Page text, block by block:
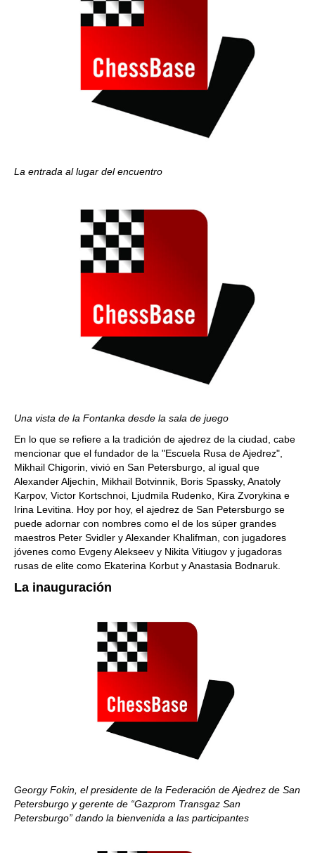
La entrada al lugar del encuentro
Una vista de la Fontanka desde la sala de juego
En lo que se refiere a la tradición de ajedrez de la ciudad, cabe
mencionar que el fundador de la "Escuela Rusa de Ajedrez",
Mikhail Chigorin, vivió en San Petersburgo, al igual que
Alexander Aljechin, Mikhail Botvinnik, Boris Spassky, Anatoly
Karpov, Victor Kortschnoi, Ljudmila Rudenko, Kira Zvorykina e
Irina Levitina. Hoy por hoy, el ajedrez de San Petersburgo se
puede adornar con nombres como el de los súper grandes
maestros Peter Svidler y Alexander Khalifman, con jugadores
jóvenes como Evgeny Alekseev y Nikita Vitiugov y jugadoras
rusas de elite como Ekaterina Korbut y Anastasia Bodnaruk.
La inauguración
Georgy Fokin, el presidente de la Federación de Ajedrez de San
Petersburgo y gerente de “Gazprom Transgaz San
Petersburgo” dando la bienvenida a las participantes